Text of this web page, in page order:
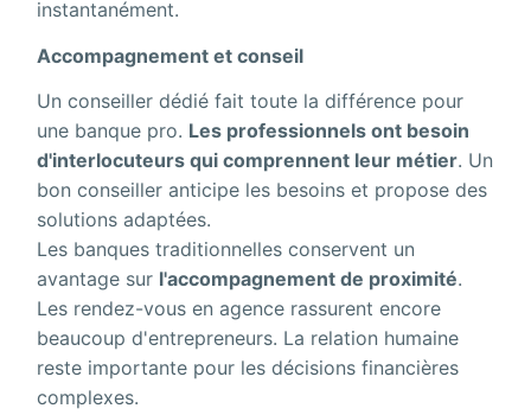
instantanément.
Accompagnement et conseil
Un conseiller dédié fait toute la différence pour
une banque pro. Les professionnels ont besoin
d'interlocuteurs qui comprennent leur métier. Un
bon conseiller anticipe les besoins et propose des
solutions adaptées.
Les banques traditionnelles conservent un
avantage sur l'accompagnement de proximité.
Les rendez-vous en agence rassurent encore
beaucoup d'entrepreneurs. La relation humaine
reste importante pour les décisions financières
complexes.